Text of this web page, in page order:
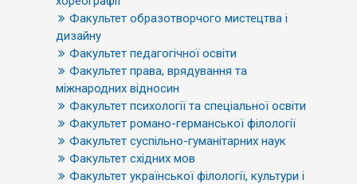
Факультет образотворчого мистецтва і
дизайну
Факультет педагогічної освіти
Факультет права, врядування та
міжнародних відносин
Факультет психології та спеціальної освіти
Факультет романо-германської філології
Факультет суспільно-гуманітарних наук
Факультет східних мов
Факультет української філології, культури і